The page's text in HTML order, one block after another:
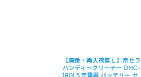
【廃番・再入荷無し】京セラ
ハンディークリーナー DHC-
180L5 充電器 バッテリー セ